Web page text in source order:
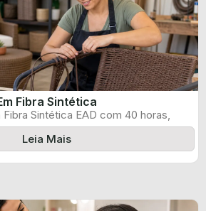
Fibra Sintética
Sintética EAD com 40 horas,
pelo ...
Leia Mais